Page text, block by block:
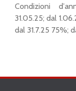
Condizioni
31.05.25; dal
dal 31.7.25 75%;